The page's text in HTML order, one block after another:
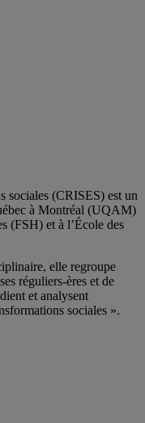
sociales (CRISES) est un
à Montréal (UQAM)
(FSH) et à l’École des
elle regroupe
réguliers-ères et de
et analysent
sociales ».